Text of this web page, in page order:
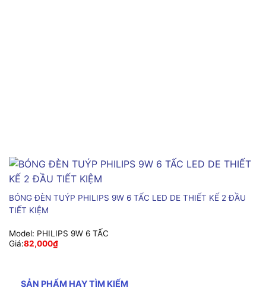
BÓNG ĐÈN TUÝP PHILIPS 9W 6 TẤC LED DE THIẾT KẾ 2 ĐẦU
TIẾT KIỆM
Model: PHILIPS 9W 6 TẤC
Giá:82,000₫
SẢN PHẨM HAY TÌM KIẾM